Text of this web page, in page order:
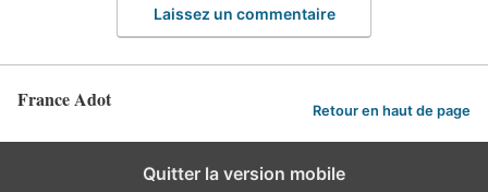
Laissez un commentaire
France Adot Retour en haut de page
Quitter la version mobile